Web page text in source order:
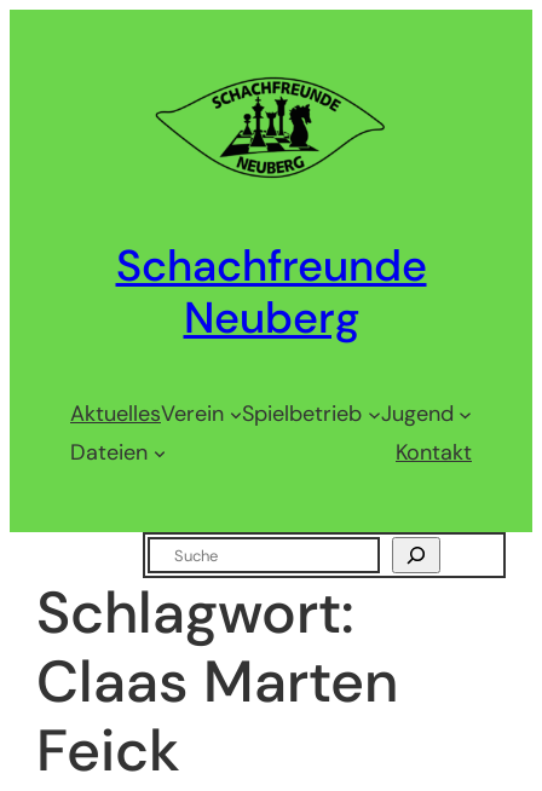
Schachfreunde
Neuberg
AktuellesVerein Spielbetrieb
Jugend
Dateien
Kontakt
Suchen
Schlagwort:
Claas Marten
Feick